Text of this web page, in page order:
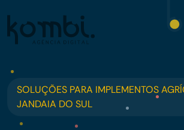
SOLUÇÕES PARA IMPLEMENTOS
JANDAIA DO SUL